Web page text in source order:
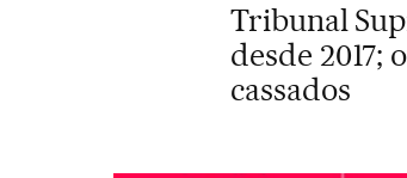
Tribunal
desde
cassados